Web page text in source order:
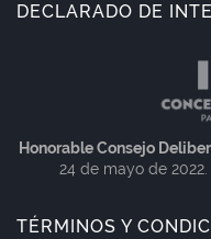
DECLARADO DE
Honorable Consejo
24 de mayo de
TÉRMINOS Y